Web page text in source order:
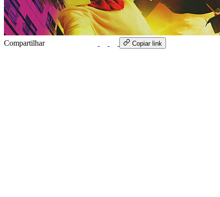
Compartilhar Copiar link